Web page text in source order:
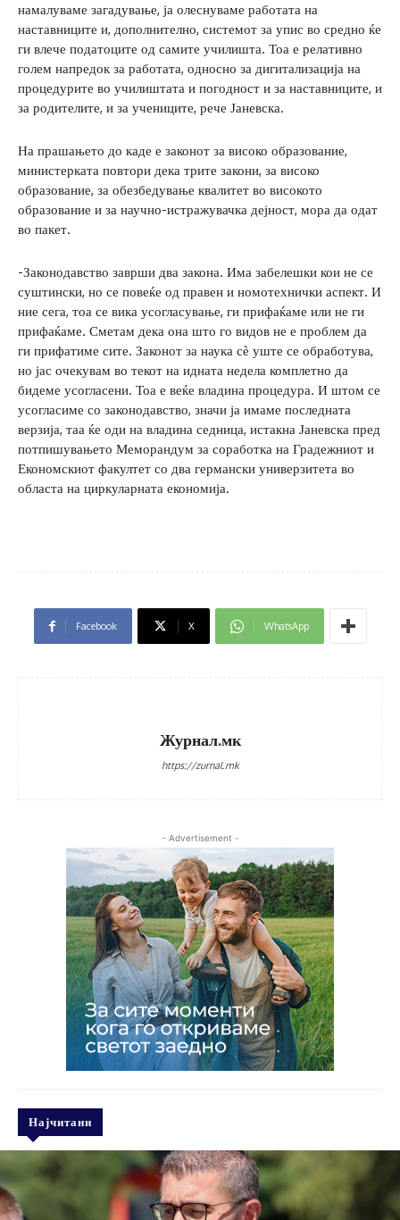
намалуваме загадување, ја олеснуваме работата на
наставниците и, дополнително, системот за упис во средно ќе
ги влече податоците од самите училишта. Тоа е релативно
голем напредок за работата, односно за дигитализација на
процедурите во училиштата и погодност и за наставниците, и
за родителите, и за учениците, рече Јаневска.
На прашањето до каде е законот за високо образование,
министерката повтори дека трите закони, за високо
образование, за обезбедување квалитет во високото
образование и за научно-истражувачка дејност, мора да одат
во пакет.
-Законодавство заврши два закона. Има забелешки кои не се
суштински, но се повеќе од правен и номотехнички аспект. И
ние сега, тоа се вика усогласување, ги прифаќаме или не ги
прифаќаме. Сметам дека она што го видов не е проблем да
ги прифатиме сите. Законот за наука сѐ уште се обработува,
но јас очекувам во текот на идната недела комплетно да
бидеме усогласени. Тоа е веќе владина процедура. И штом се
усогласиме со законодавство, значи ја имаме последната
верзија, таа ќе оди на владина седница, истакна Јаневска пред
потпишувањето Меморандум за соработка на Градежниот и
Економскиот факултет со два германски универзитета во
областа на циркуларната економија.
Facebook X WhatsApp
Журнал.мк
https://zurnal.mk
- Advertisement -
Најчитани